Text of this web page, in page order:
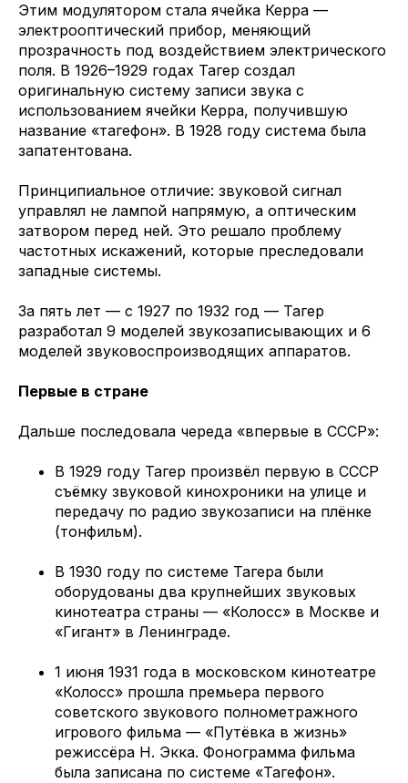
Этим модулятором стала ячейка Керра —
электрооптический прибор, меняющий
прозрачность под воздействием электрического
поля. В 1926–1929 годах Тагер создал
оригинальную систему записи звука с
использованием ячейки Керра, получившую
название «тагефон». В 1928 году система была
запатентована.
Принципиальное отличие: звуковой сигнал
управлял не лампой напрямую, а оптическим
затвором перед ней. Это решало проблему
частотных искажений, которые преследовали
западные системы.
За пять лет — с 1927 по 1932 год — Тагер
разработал 9 моделей звукозаписывающих и 6
моделей звуковоспроизводящих аппаратов.
Первые в стране
Дальше последовала череда «впервые в СССР»:
В 1929 году Тагер произвёл первую в СССР
съёмку звуковой кинохроники на улице и
передачу по радио звукозаписи на плёнке
(тонфильм).
В 1930 году по системе Тагера были
оборудованы два крупнейших звуковых
кинотеатра страны — «Колосс» в Москве и
«Гигант» в Ленинграде.
1 июня 1931 года в московском кинотеатре
«Колосс» прошла премьера первого
советского звукового полнометражного
игрового фильма — «Путёвка в жизнь»
режиссёра Н. Экка. Фонограмма фильма
была записана по системе «Тагефон».